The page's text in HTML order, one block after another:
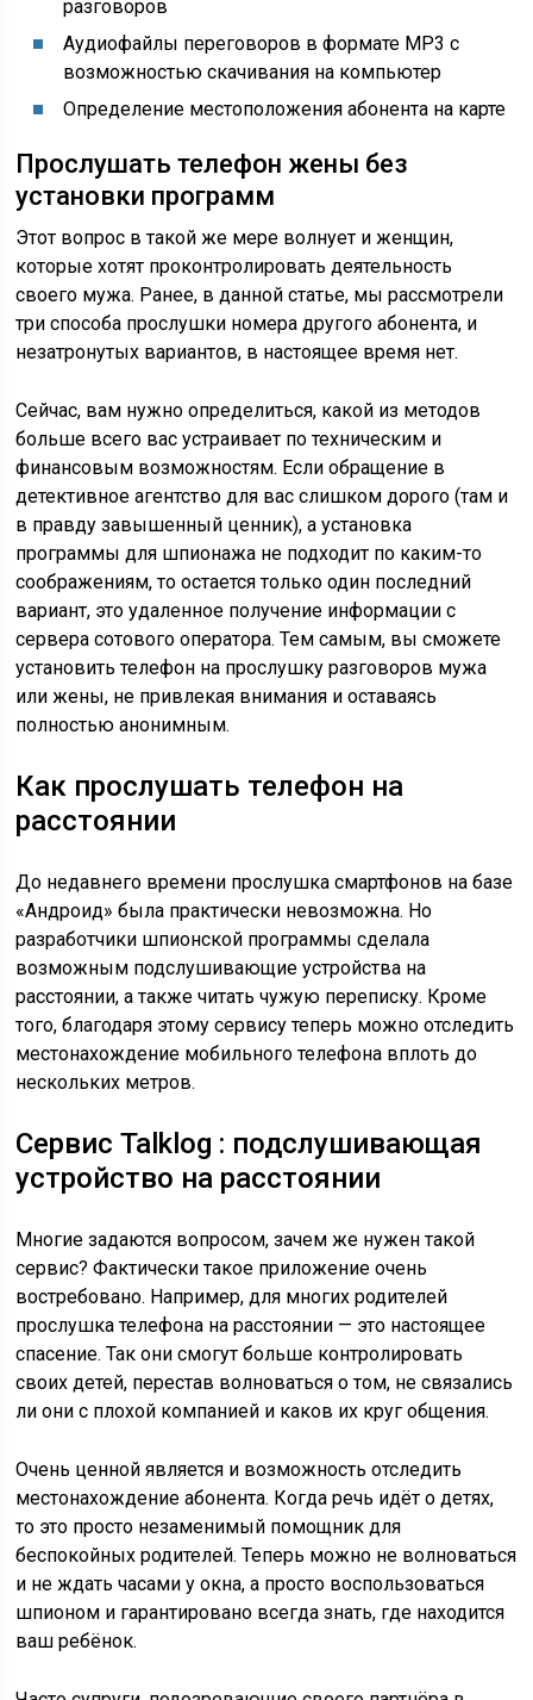
разговоров
Аудиофайлы переговоров в формате МР3 с
возможностью скачивания на компьютер
Определение местоположения абонента на карте
Прослушать телефон жены без
установки программ
Этот вопрос в такой же мере волнует и женщин,
которые хотят проконтролировать деятельность
своего мужа. Ранее, в данной статье, мы рассмотрели
три способа прослушки номера другого абонента, и
незатронутых вариантов, в настоящее время нет.
Сейчас, вам нужно определиться, какой из методов
больше всего вас устраивает по техническим и
финансовым возможностям. Если обращение в
детективное агентство для вас слишком дорого (там и
в правду завышенный ценник), а установка
программы для шпионажа не подходит по каким-то
соображениям, то остается только один последний
вариант, это удаленное получение информации с
сервера сотового оператора. Тем самым, вы сможете
установить телефон на прослушку разговоров мужа
или жены, не привлекая внимания и оставаясь
полностью анонимным.
Как прослушать телефон на
расстоянии
До недавнего времени прослушка смартфонов на базе
«Андроид» была практически невозможна. Но
разработчики шпионской программы сделала
возможным подслушивающие устройства на
расстоянии, а также читать чужую переписку. Кроме
того, благодаря этому сервису теперь можно отследить
местонахождение мобильного телефона вплоть до
нескольких метров.
Сервис Talklog : подслушивающая
устройство на расстоянии
Многие задаются вопросом, зачем же нужен такой
сервис? Фактически такое приложение очень
востребовано. Например, для многих родителей
прослушка телефона на расстоянии — это настоящее
спасение. Так они смогут больше контролировать
своих детей, перестав волноваться о том, не связались
ли они с плохой компанией и каков их круг общения.
Очень ценной является и возможность отследить
местонахождение абонента. Когда речь идёт о детях,
то это просто незаменимый помощник для
беспокойных родителей. Теперь можно не волноваться
и не ждать часами у окна, а просто воспользоваться
шпионом и гарантировано всегда знать, где находится
ваш ребёнок.